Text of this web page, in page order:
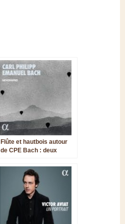
Flûte et hautbois autour
de CPE Bach : deux